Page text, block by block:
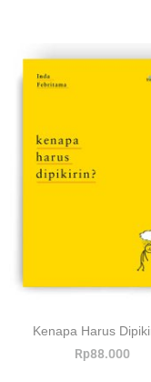
Kenapa Harus
Rp88.000